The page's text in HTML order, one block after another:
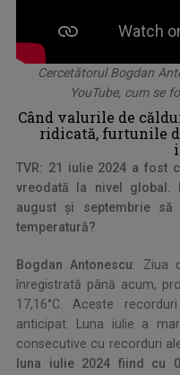
Cercetătorul Bogdan
YouTube, cum se
Când valurile de
ridicată, furtunile
TVR: 21 iulie 2024 a fost
vreodată la nivel global.
august și septembrie
temperatură?
Bogdan Antonescu: Ziua
înregistrată până acum,
17,16°C. Aceste
anticipat. Luna iulie a
consecutive cu recorduri
luna iulie 2024 fiind cu